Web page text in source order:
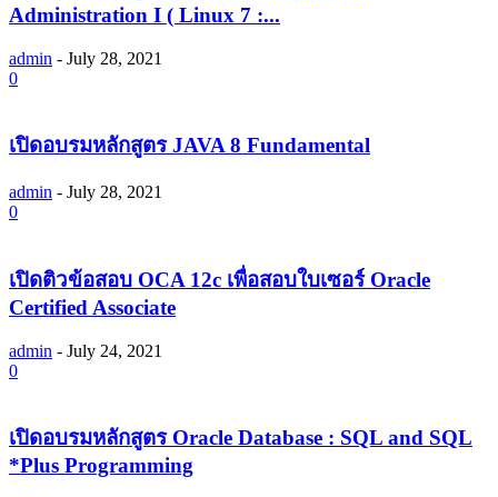
Administration I ( Linux 7 :...
admin - July 28, 2021
0
เปิดอบรมหลักสูตร JAVA 8 Fundamental
admin - July 28, 2021
0
เปิดติวข้อสอบ OCA 12c เพื่อสอบใบเซอร์ Oracle
Certified Associate
admin - July 24, 2021
0
เปิดอบรมหลักสูตร Oracle Database : SQL and SQL
*Plus Programming